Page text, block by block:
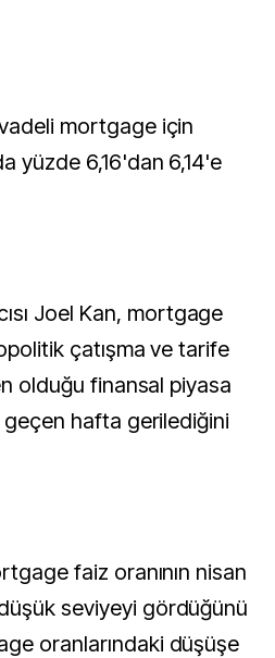
vadeli mortgage için
yüzde 6,16'dan 6,14'e
Joel Kan, mortgage
çatışma ve tarife
olduğu finansal piyasa
geçen hafta gerilediğini
faiz oranının nisan
seviyeyi gördüğünü
oranlarındaki düşüşe